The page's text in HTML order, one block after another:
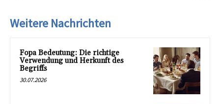
Weitere Nachrichten
Fopa Bedeutung: Die richtige
Verwendung und Herkunft des
Begriffs
30.07.2026